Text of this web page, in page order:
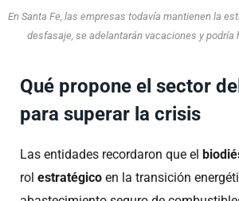
En Santa Fe, las empresas todavía mantienen la
desfasaje, se adelantarán vacaciones y podría
Qué propone el sector
para superar la crisis
Las entidades recordaron que el
rol estratégico en la transición